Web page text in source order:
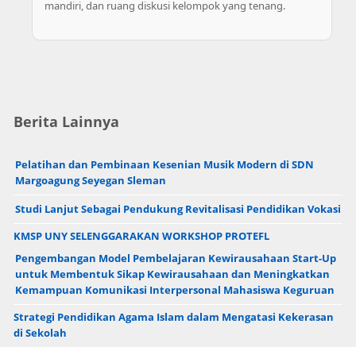
mandiri, dan ruang diskusi kelompok yang tenang.
Berita Lainnya
Pelatihan dan Pembinaan Kesenian Musik Modern di SDN
Margoagung Seyegan Sleman
Studi Lanjut Sebagai Pendukung Revitalisasi Pendidikan Vokasi
KMSP UNY SELENGGARAKAN WORKSHOP PROTEFL
Pengembangan Model Pembelajaran Kewirausahaan Start-Up
untuk Membentuk Sikap Kewirausahaan dan Meningkatkan
Kemampuan Komunikasi Interpersonal Mahasiswa Keguruan
Strategi Pendidikan Agama Islam dalam Mengatasi Kekerasan
di Sekolah